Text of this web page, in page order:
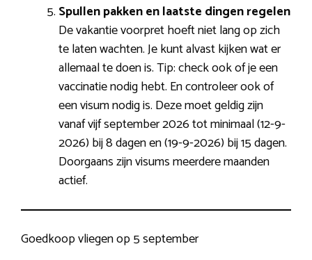
Spullen pakken en laatste dingen regelen
De vakantie voorpret hoeft niet lang op zich
te laten wachten. Je kunt alvast kijken wat er
allemaal te doen is. Tip: check ook of je een
vaccinatie nodig hebt. En controleer ook of
een visum nodig is. Deze moet geldig zijn
vanaf vijf september 2026 tot minimaal (12-9-
2026) bij 8 dagen en (19-9-2026) bij 15 dagen.
Doorgaans zijn visums meerdere maanden
actief.
Goedkoop vliegen op 5 september